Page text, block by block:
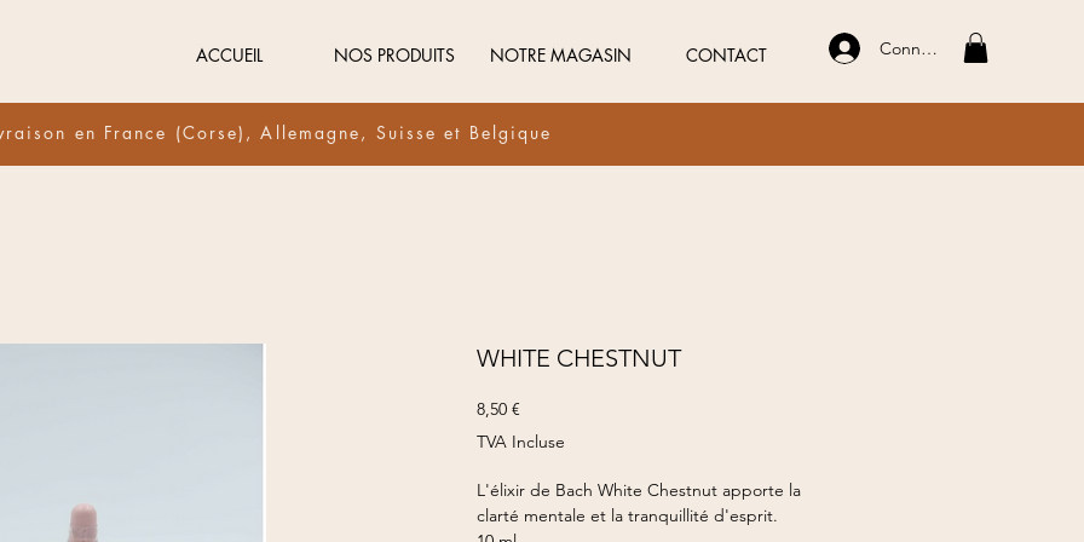
ACCUEIL NOS PRODUITS NOTRE MAGASIN CONTACT Connexion
en France (Corse), Allemagne, Suisse et Belgique
WHITE CHESTNUT
8,50 €
TVA Incluse
L'élixir de Bach White Chestnut apporte la
clarté mentale et la tranquillité d'esprit.